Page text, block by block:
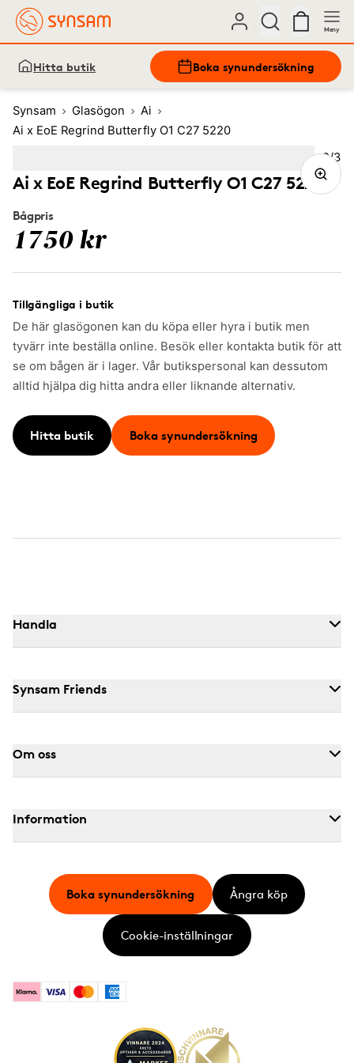
Meny
Hitta butik Boka synundersökning
Synsam Glasögon
Ai
Ai x EoE Regrind Butterfly O1 C27 5220
Ai x EoE Regrind Butterfly O1 C27 5220
Bågpris
1750 kr
Tillgängliga i butik
De här glasögonen kan du köpa eller hyra i butik men
tyvärr inte beställa online. Besök eller kontakta butik för att
se om bågen är i lager. Vår butikspersonal kan dessutom
alltid hjälpa dig hitta andra eller liknande alternativ.
Hitta butik Boka synundersökning
Bild
2/3
3
Handla
Synsam Friends
Om oss
Information
KlarnaVisa MastercardAmerican Express
Boka synundersökning Ångra köp
Cookie-inställningar